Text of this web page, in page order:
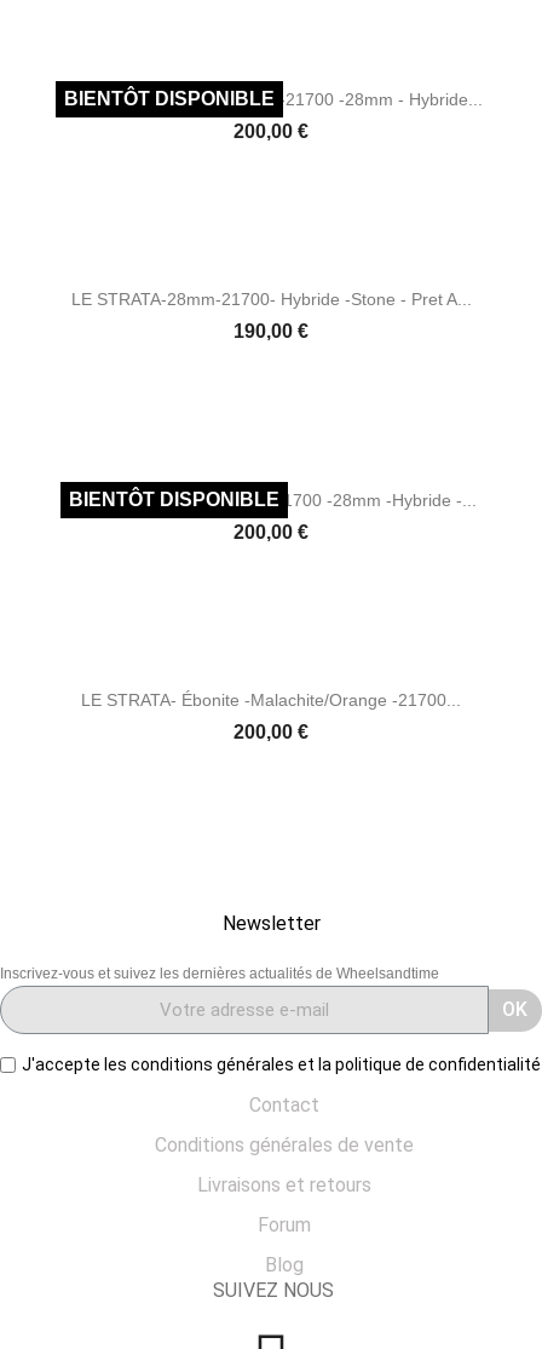
LE STRATA- Ébonite Rouge -21700 -28mm - Hybride...
Prix
200,00 €
LE STRATA-28mm-21700- Hybride -stone - Pret A...
Prix
190,00 €
LE STRATA- Ébonite Bleu -21700 -28mm -hybride -...
Prix
200,00 €
LE STRATA- Ébonite -malachite/orange -21700...
Prix
200,00 €
Newsletter
Inscrivez-vous et suivez les dernières actualités de Wheelsandtime
OK
J'accepte les conditions générales et la politique de confidentialité
Contact
Conditions générales de vente
Livraisons et retours
Forum
Blog
SUIVEZ NOUS